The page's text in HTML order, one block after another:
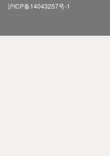
沪ICP备14043257号-1